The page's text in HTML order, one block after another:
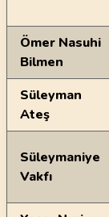
Ömer Nasuhi
Bilmen
Süleyman
Ateş
Süleymaniye
Vakfı